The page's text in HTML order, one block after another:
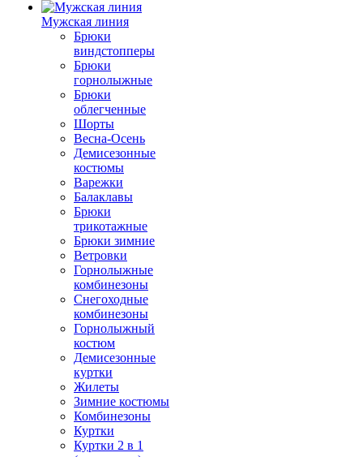
Мужская линия
Брюки
виндстопперы
Брюки
горнолыжные
Брюки
облегченные
Шорты
Весна-Осень
Демисезонные
костюмы
Варежки
Балаклавы
Брюки
трикотажные
Брюки зимние
Ветровки
Горнолыжные
комбинезоны
Снегоходные
комбинезоны
Горнолыжный
костюм
Демисезонные
куртки
Жилеты
Зимние костюмы
Комбинезоны
Куртки
Куртки 2 в 1